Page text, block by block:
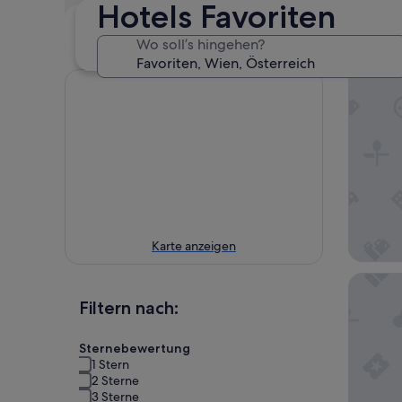
Hotels Favoriten
Wo soll’s hingehen?
Nächstes
Wochenende
14. Aug. - 16. Aug.
In zwei Wochen
21. Aug. - 23. Aug.
Karte anzeigen
Filtern nach:
Sternebewertung
1 Stern
2 Sterne
3 Sterne